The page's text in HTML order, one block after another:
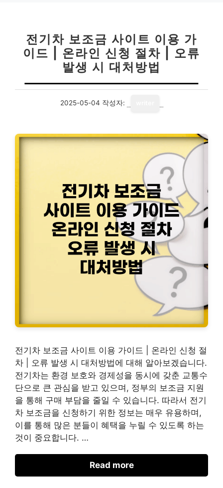
전기차 보조금 사이트 이용 가
이드 | 온라인 신청 절차 | 오류
발생 시 대처방법
2025-05-04 작성자:
전기차 보조금 사이트 이용 가이드 | 온라인 신청 절
차 | 오류 발생 시 대처방법에 대해 알아보겠습니다.
전기차는 환경 보호와 경제성을 동시에 갖춘 교통수
단으로 큰 관심을 받고 있으며, 정부의 보조금 지원
을 통해 구매 부담을 줄일 수 있습니다. 따라서 전기
차 보조금을 신청하기 위한 정보는 매우 유용하며,
이를 통해 많은 분들이 혜택을 누릴 수 있도록 하는
것이 중요합니다. …
Read more